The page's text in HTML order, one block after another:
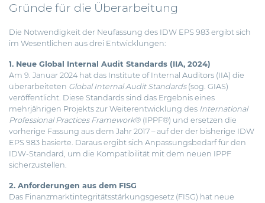
Gründe für die Überarbeitung
Die Notwendigkeit der Neufassung des IDW EPS 983 ergibt sich
im Wesentlichen aus drei Entwicklungen:
1. Neue Global Internal Audit Standards (IIA, 2024)
Am 9. Januar 2024 hat das Institute of Internal Auditors (IIA) die
überarbeiteten Global Internal Audit Standards(sog. GIAS)
veröffentlicht. Diese Standards sind das Ergebnis eines
mehrjährigen Projekts zur Weiterentwicklung des International
Professional Practices Framework® (IPPF®) und ersetzen die
vorherige Fassung aus dem Jahr 2017 – auf der der bisherige IDW
EPS 983 basierte. Daraus ergibt sich Anpassungsbedarf für den
IDW-Standard, um die Kompatibilität mit dem neuen IPPF
sicherzustellen.
2. Anforderungen aus dem FISG
Das Finanzmarktintegritätsstärkungsgesetz (FISG) hat neue